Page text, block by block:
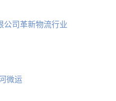
公司革新物流行业
微运